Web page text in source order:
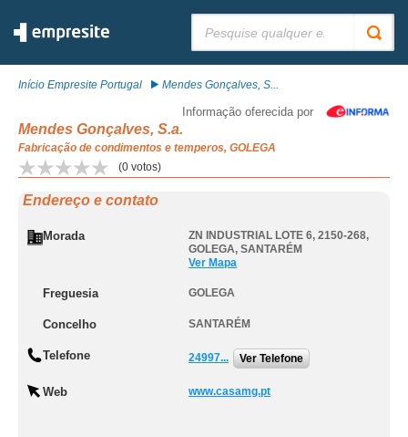
Início Empresite Portugal Mendes Gonçalves, S...
Informação oferecida por
Mendes Gonçalves, S.a.
Fabricação de condimentos e temperos, GOLEGA
(0 votos)
Endereço e contato
Morada ZN INDUSTRIAL LOTE 6, 2150-268,
GOLEGA, SANTARÉM
Ver Mapa
Freguesia GOLEGA
Concelho SANTARÉM
Telefone 24997... Ver Telefone
Web www.casamg.pt